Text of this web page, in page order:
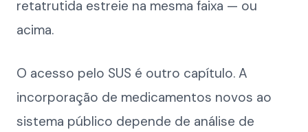
retatrutida estreie na mesma faixa — ou
acima.
O acesso pelo SUS é outro capítulo. A
incorporação de medicamentos novos ao
sistema público depende de análise de